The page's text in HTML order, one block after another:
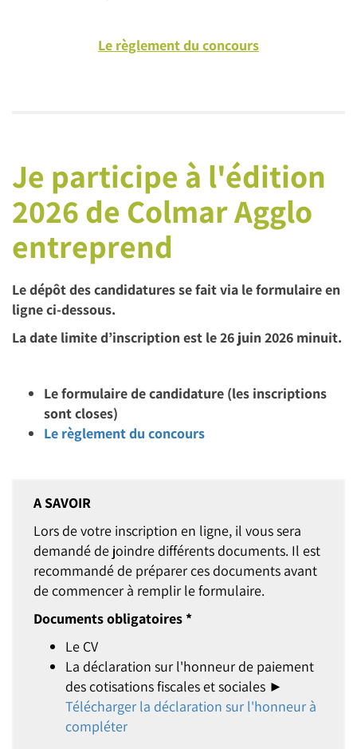
Le règlement du concours
Je participe à l'édition
2026 de Colmar Agglo
entreprend
Le dépôt des candidatures se fait via le formulaire en
ligne ci-dessous.
La date limite d’inscription est le 26 juin 2026 minuit.
Le formulaire de candidature (les inscriptions
sont closes)
Le règlement du concours
A SAVOIR
Lors de votre inscription en ligne, il vous sera
demandé de joindre différents documents. Il est
recommandé de préparer ces documents avant
de commencer à remplir le formulaire.
Documents obligatoires *
Le CV
La déclaration sur l'honneur de paiement
des cotisations fiscales et sociales ►
Télécharger la déclaration sur l'honneur à
compléter